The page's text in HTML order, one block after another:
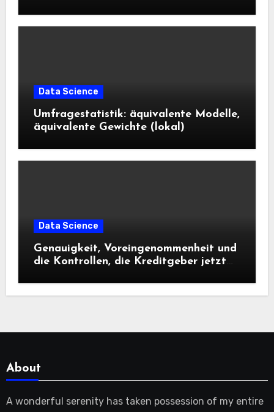
Data Science
Umfragestatistik: äquivalente Modelle,
äquivalente Gewichte (lokal)
Data Science
Genauigkeit, Voreingenommenheit und
die Kontrollen, die Kreditgeber jetzt
About
A wonderful serenity has taken possession of my entire